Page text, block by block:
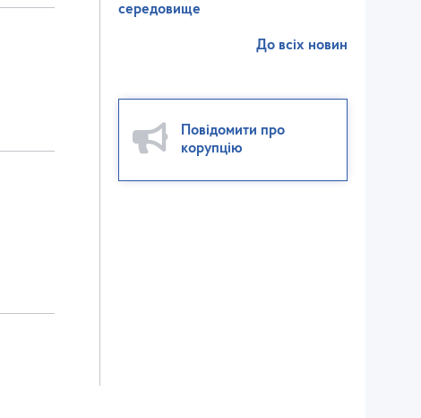
середовище
До всіх новин
Повідомити про
корупцію